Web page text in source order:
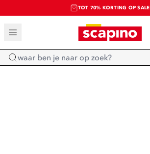
TOT 70% KORTING OP SALE
SALE: LAATSTE KANS!
SHOP NIEUW
Home